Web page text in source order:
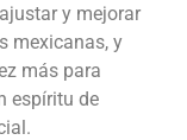
y mejorar
mexicanas, y
más para
espíritu de